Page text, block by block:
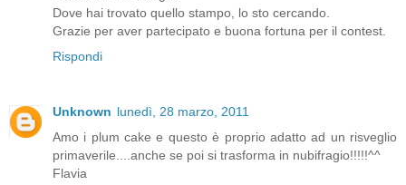
Dove hai trovato quello stampo, lo sto cercando.
Grazie per aver partecipato e buona fortuna per il contest.
Rispondi
Unknown lunedì, 28 marzo, 2011
Amo i plum cake e questo è proprio adatto ad un risveglio
primaverile....anche se poi si trasforma in nubifragio!!!!!^^
Flavia